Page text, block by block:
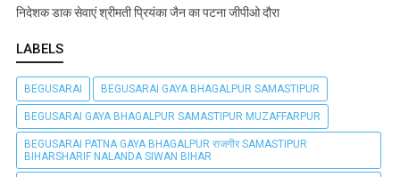
निदेशक डाक सेवाएं श्रीमती प्रियंका जैन का पटना जीपीओ दौरा
LABELS
BEGUSARAI BEGUSARAI GAYA BHAGALPUR SAMASTIPUR
BEGUSARAI GAYA BHAGALPUR SAMASTIPUR MUZAFFARPUR
BEGUSARAI PATNA GAYA BHAGALPUR राजगीर SAMASTIPUR
BIHARSHARIF NALANDA SIWAN BIHAR